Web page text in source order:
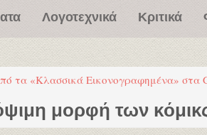
Λογοτεχνικά Κριτικά
τα «Κλασσικά Εικονογραφημένα» στα
μορφή των